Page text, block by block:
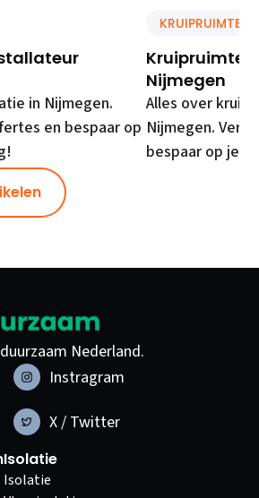
in Nijmegen.
en bespaar op
KRUIPRUIMTE
Kruipruimte
Nijmegen
Alles over
Nijmegen.
bespaar op je
Nederland.
Instragram
X / Twitter
Isolatie
Isolatie